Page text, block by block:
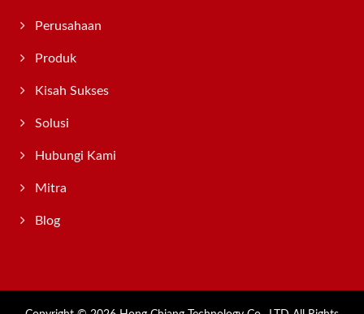
Perusahaan
Produk
Kisah Sukses
Solusi
Hubungi Kami
Mitra
Blog